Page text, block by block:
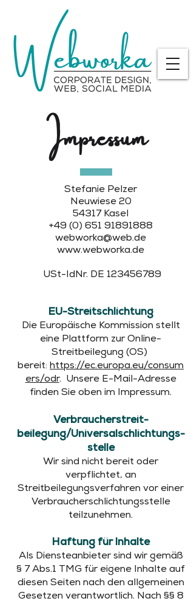
Impressum
Stefanie Pelzer
Neuwiese 20
54317 Kasel
+49 (0) 651 91891888
webworka@web.de
www.webworka.de
USt-IdNr. DE 123456789
EU-Streitschlichtung
Die Europäische Kommission stellt
eine Plattform zur Online-
Streitbeilegung (OS)
bereit: https://ec.europa.eu/consum
ers/odr. Unsere E-Mail-Adresse
finden Sie oben im Impressum.
Verbraucher­streit­
beilegung/Universal­schlichtungs­
stelle
Wir sind nicht bereit oder
verpflichtet, an
Streitbeilegungsverfahren vor einer
Verbraucherschlichtungsstelle
teilzunehmen.
Haftung für Inhalte
Als Diensteanbieter sind wir gemäß
§ 7 Abs.1 TMG für eigene Inhalte auf
diesen Seiten nach den allgemeinen
Gesetzen verantwortlich. Nach §§ 8